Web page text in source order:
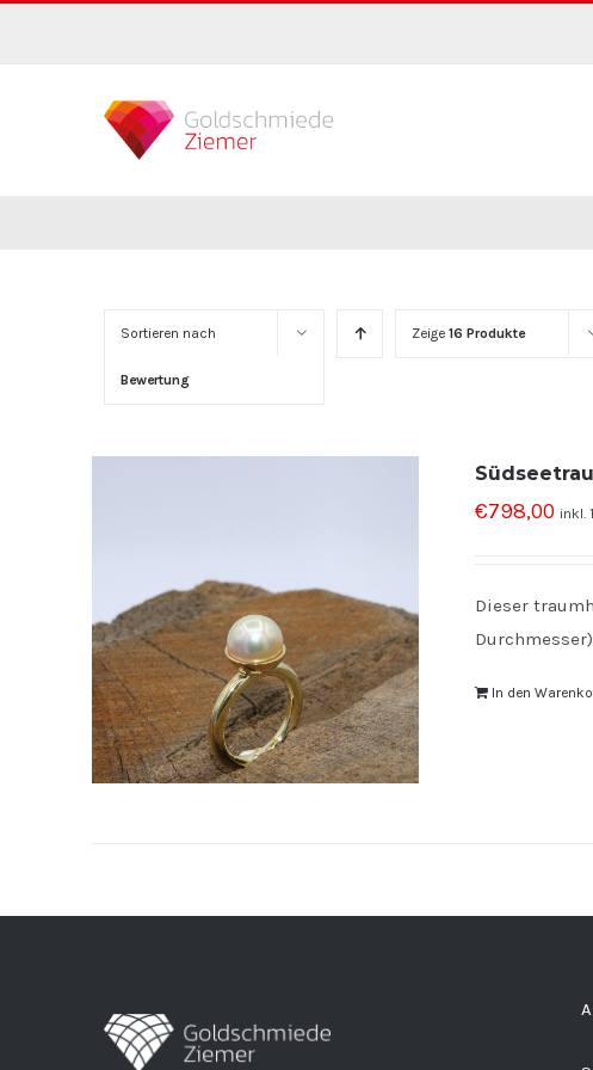
Sortieren nach
Bewertung
Zeige 16 Produkte
€798,00 inkl.
Dieser
In den